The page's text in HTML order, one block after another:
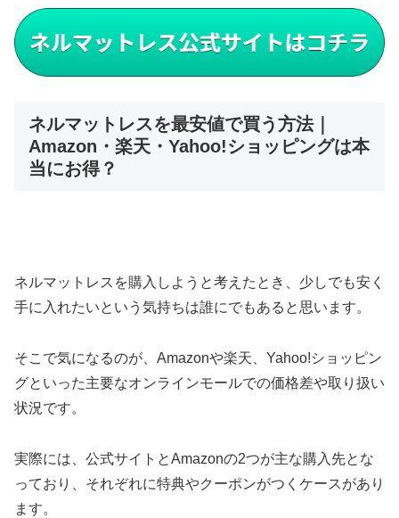
ネルマットレスを最安値で買う方法｜
Amazon・楽天・Yahoo!ショッピングは本
当にお得？
ネルマットレスを購入しようと考えたとき、少しでも安く
手に入れたいという気持ちは誰にでもあると思います。
そこで気になるのが、Amazonや楽天、Yahoo!ショッピン
グといった主要なオンラインモールでの価格差や取り扱い
状況です。
実際には、公式サイトとAmazonの2つが主な購入先とな
っており、それぞれに特典やクーポンがつくケースがあり
ます。